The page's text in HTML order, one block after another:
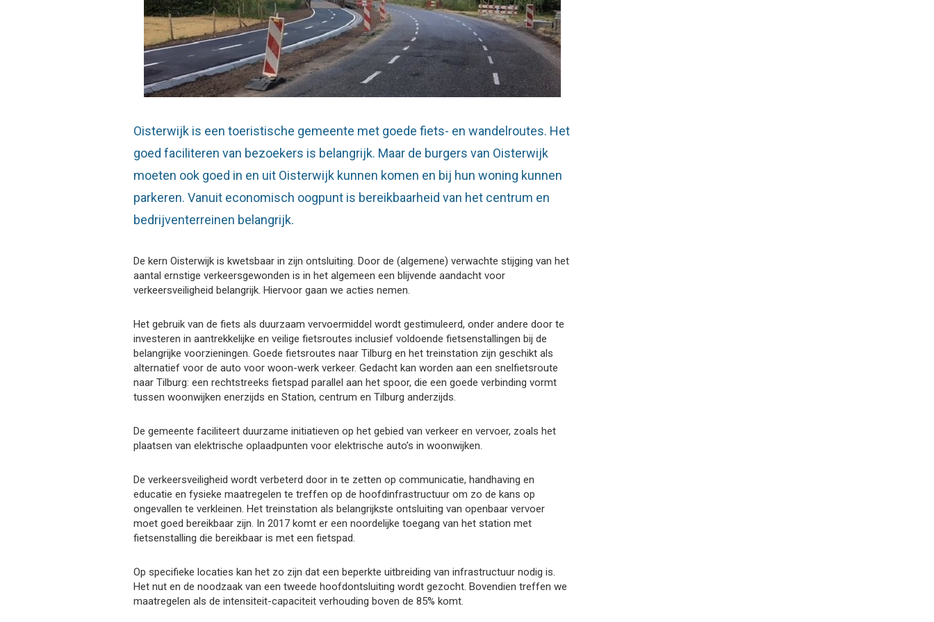
Oisterwijk is een toeristische gemeente met goede fiets- en wandelroutes. Het
goed faciliteren van bezoekers is belangrijk. Maar de burgers van Oisterwijk
moeten ook goed in en uit Oisterwijk kunnen komen en bij hun woning kunnen
parkeren. Vanuit economisch oogpunt is bereikbaarheid van het centrum en
bedrijventerreinen belangrijk.
De kern Oisterwijk is kwetsbaar in zijn ontsluiting. Door de (algemene) verwachte stijging van het
aantal ernstige verkeersgewonden is in het algemeen een blijvende aandacht voor
verkeersveiligheid belangrijk. Hiervoor gaan we acties nemen.
Het gebruik van de fiets als duurzaam vervoermiddel wordt gestimuleerd, onder andere door te
investeren in aantrekkelijke en veilige fietsroutes inclusief voldoende fietsenstallingen bij de
belangrijke voorzieningen. Goede fietsroutes naar Tilburg en het treinstation zijn geschikt als
alternatief voor de auto voor woon-werk verkeer. Gedacht kan worden aan een snelfietsroute
naar Tilburg: een rechtstreeks fietspad parallel aan het spoor, die een goede verbinding vormt
tussen woonwijken enerzijds en Station, centrum en Tilburg anderzijds.
De gemeente faciliteert duurzame initiatieven op het gebied van verkeer en vervoer, zoals het
plaatsen van elektrische oplaadpunten voor elektrische auto’s in woonwijken.
De verkeersveiligheid wordt verbeterd door in te zetten op communicatie, handhaving en
educatie en fysieke maatregelen te treffen op de hoofdinfrastructuur om zo de kans op
ongevallen te verkleinen. Het treinstation als belangrijkste ontsluiting van openbaar vervoer
moet goed bereikbaar zijn. In 2017 komt er een noordelijke toegang van het station met
fietsenstalling die bereikbaar is met een fietspad.
Op specifieke locaties kan het zo zijn dat een beperkte uitbreiding van infrastructuur nodig is.
Het nut en de noodzaak van een tweede hoofdontsluiting wordt gezocht. Bovendien treffen we
maatregelen als de intensiteit-capaciteit verhouding boven de 85% komt.